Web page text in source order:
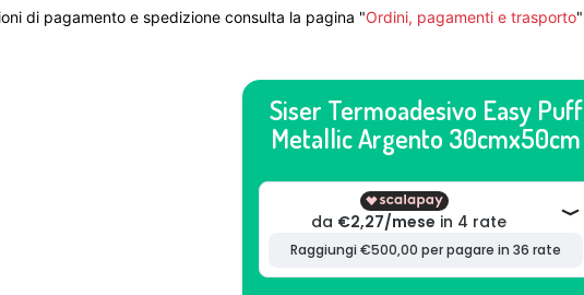
di pagamento e spedizione consulta la pagina "Ordini, pagamenti e trasporto"
Siser Termoadesivo Easy Puff
Metallic Argento 30cmx50cm